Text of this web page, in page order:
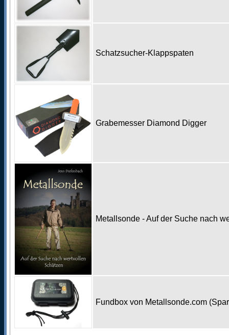
Schatzsucher-Klappspaten
Grabemesser Diamond Digger
Metallsonde - Auf der Suche nach
Fundbox von Metallsonde.com